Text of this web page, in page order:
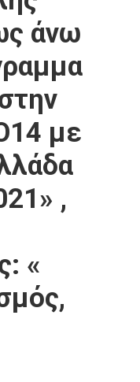
άνω
με
,
«